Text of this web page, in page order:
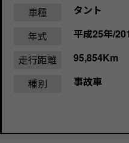
車種
タント
年式
平成25年/
走行距離
95,854Km
種別
事故車